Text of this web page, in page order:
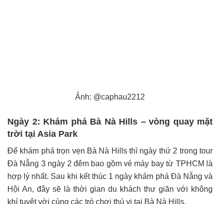
Ảnh: @caphau2212
Ngày 2: Khám phá Bà Nà Hills – vòng quay mặt
trời tại Asia Park
Để khám phá trọn vẹn Bà Nà Hills thì ngày thứ 2 trong tour
Đà Nẵng 3 ngày 2 đêm bao gồm vé máy bay từ TPHCM là
hợp lý nhất. Sau khi kết thúc 1 ngày khám phá Đà Nẵng và
Hội An, đây sẽ là thời gian du khách thư giãn với không
khí tuyệt vời cùng các trò chơi thú vị tại Bà Nà Hills.